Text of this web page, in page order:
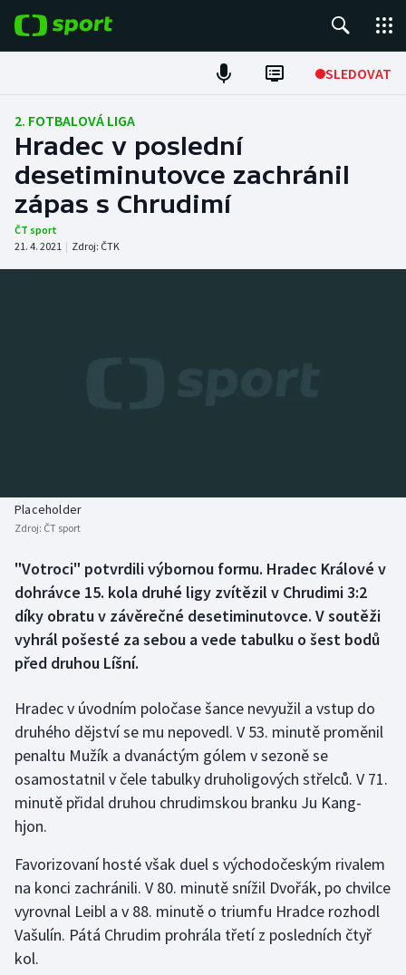
SLEDOVAT
Fotbal
Hokej
Tenis
Atletika
Biatlon
Box
Curling
Florbal
Futsal
Golf
Gymnastika
Házená
Jezdectví
Aplikace ČT sport
2. FOTBALOVÁ LIGA
Hradec v poslední
desetiminutovce zachránil
zápas s Chrudimí
ČT sport
21. 4. 2021 | Zdroj: ČTK
Placeholder
Zdroj: ČT sport
"Votroci" potvrdili výbornou formu. Hradec Králové v
dohrávce 15. kola druhé ligy zvítězil v Chrudimi 3:2
díky obratu v závěrečné desetiminutovce. V soutěži
vyhrál pošesté za sebou a vede tabulku o šest bodů
před druhou Líšní.
Hradec v úvodním poločase šance nevyužil a vstup do
druhého dějství se mu nepovedl. V 53. minutě proměnil
penaltu Mužík a dvanáctým gólem v sezoně se
osamostatnil v čele tabulky druholigových střelců. V 71.
minutě přidal druhou chrudimskou branku Ju Kang-
hjon.
Favorizovaní hosté však duel s východočeským rivalem
na konci zachránili. V 80. minutě snížil Dvořák, po chvilce
vyrovnal Leibl a v 88. minutě o triumfu Hradce rozhodl
Vašulín. Pátá Chrudim prohrála třetí z posledních čtyř
kol.